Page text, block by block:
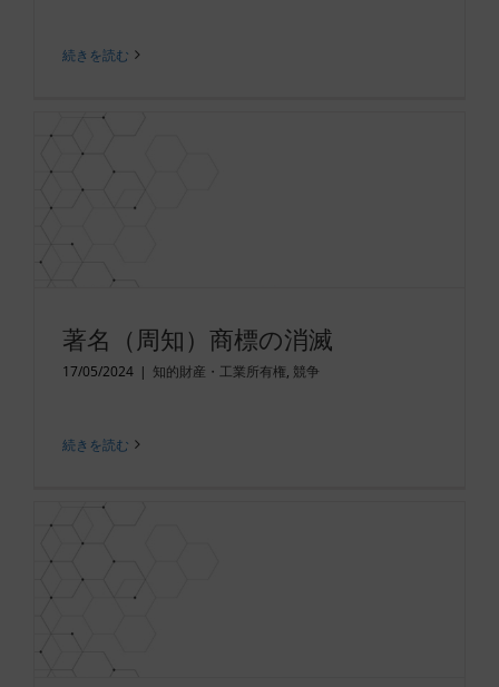
続きを読む
著名（周知）商標の消滅
17/05/2024 | 知的財産・工業所有権, 競争
続きを読む